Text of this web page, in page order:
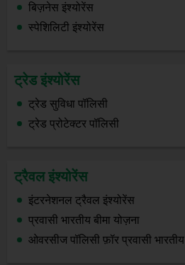
बिज़नेस इंश्योरेंस
स्पेशिलिटी इंश्योरेंस
ट्रेड इंश्योरेंस
ट्रेड सुविधा पॉलिसी
ट्रेड प्रोटेक्टर पॉलिसी
ट्रैवल इंश्योरेंस
इंटरनेशनल ट्रैवल इंश्योरेंस
प्रवासी भारतीय बीमा योज़ना
ओवरसीज पॉलिसी फ़ॉर प्रवासी भारतीय